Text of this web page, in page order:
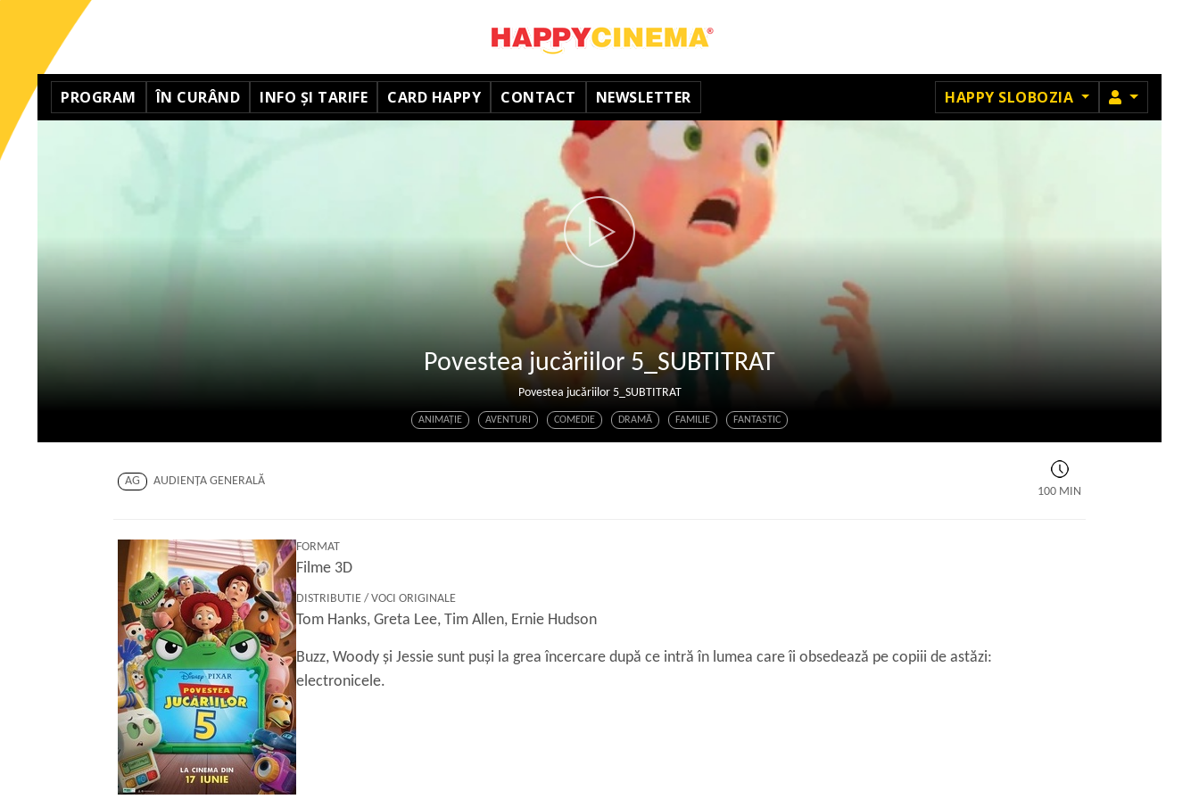
PROGRAM ÎN CURÂND INFO ȘI TARIFE CARD HAPPY CONTACT NEWSLETTER HAPPY SLOBOZIA MEMBRU
Povestea jucăriilor 5_SUBTITRAT
Povestea jucăriilor 5_SUBTITRAT
ANIMAŢIE AVENTURI COMEDIE DRAMĂ FAMILIE FANTASTIC
AG
AUDIENŢA GENERALĂ
100 MIN
FORMAT
Filme 3D
DISTRIBUTIE / VOCI ORIGINALE
Tom Hanks, Greta Lee, Tim Allen, Ernie Hudson
Buzz, Woody și Jessie sunt puși la grea încercare după ce intră în lumea care îi obsedează pe copiii de astăzi:
electronicele.